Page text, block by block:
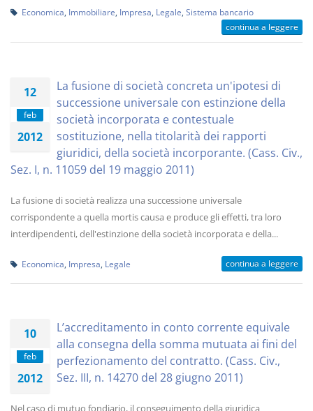
Economica Immobiliare Impresa Legale Sistema bancario
continua a leggere
12
feb
2012
La fusione di società concreta un'ipotesi di
successione universale con estinzione della
società incorporata e contestuale
sostituzione, nella titolarità dei rapporti
giuridici, della società incorporante. (Cass. Civ.,
Sez. I, n. 11059 del 19 maggio 2011)
La fusione di società realizza una successione universale
corrispondente a quella mortis causa e produce gli effetti, tra loro
interdipendenti, dell'estinzione della società incorporata e della...
Economica Impresa Legale continua a leggere
10
feb
2012
L’accreditamento in conto corrente equivale
alla consegna della somma mutuata ai fini del
perfezionamento del contratto. (Cass. Civ.,
Sez. III, n. 14270 del 28 giugno 2011)
Nel caso di mutuo fondiario, il conseguimento della giuridica